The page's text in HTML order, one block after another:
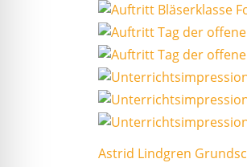
Astrid Lindgren